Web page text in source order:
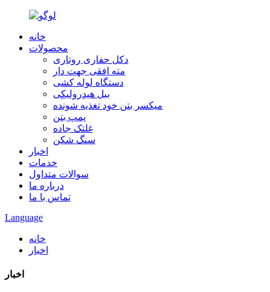
خانه
محصولات
دکل حفاری روتاری
مته افقی جهت دار
دستگاه لوله کشی
بیل هیدرولیکی
میکسر بتن خود تغذیه شونده
پمپ بتن
غلتک جاده
سنگ شکن
اخبار
خدمات
سوالات متداول
درباره ما
تماس با ما
Language
خانه
اخبار
اخبار